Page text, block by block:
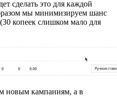
сделать это для каждой
мы минимизируем шанс
копеек слишком мало для
новым кампаниям, а в